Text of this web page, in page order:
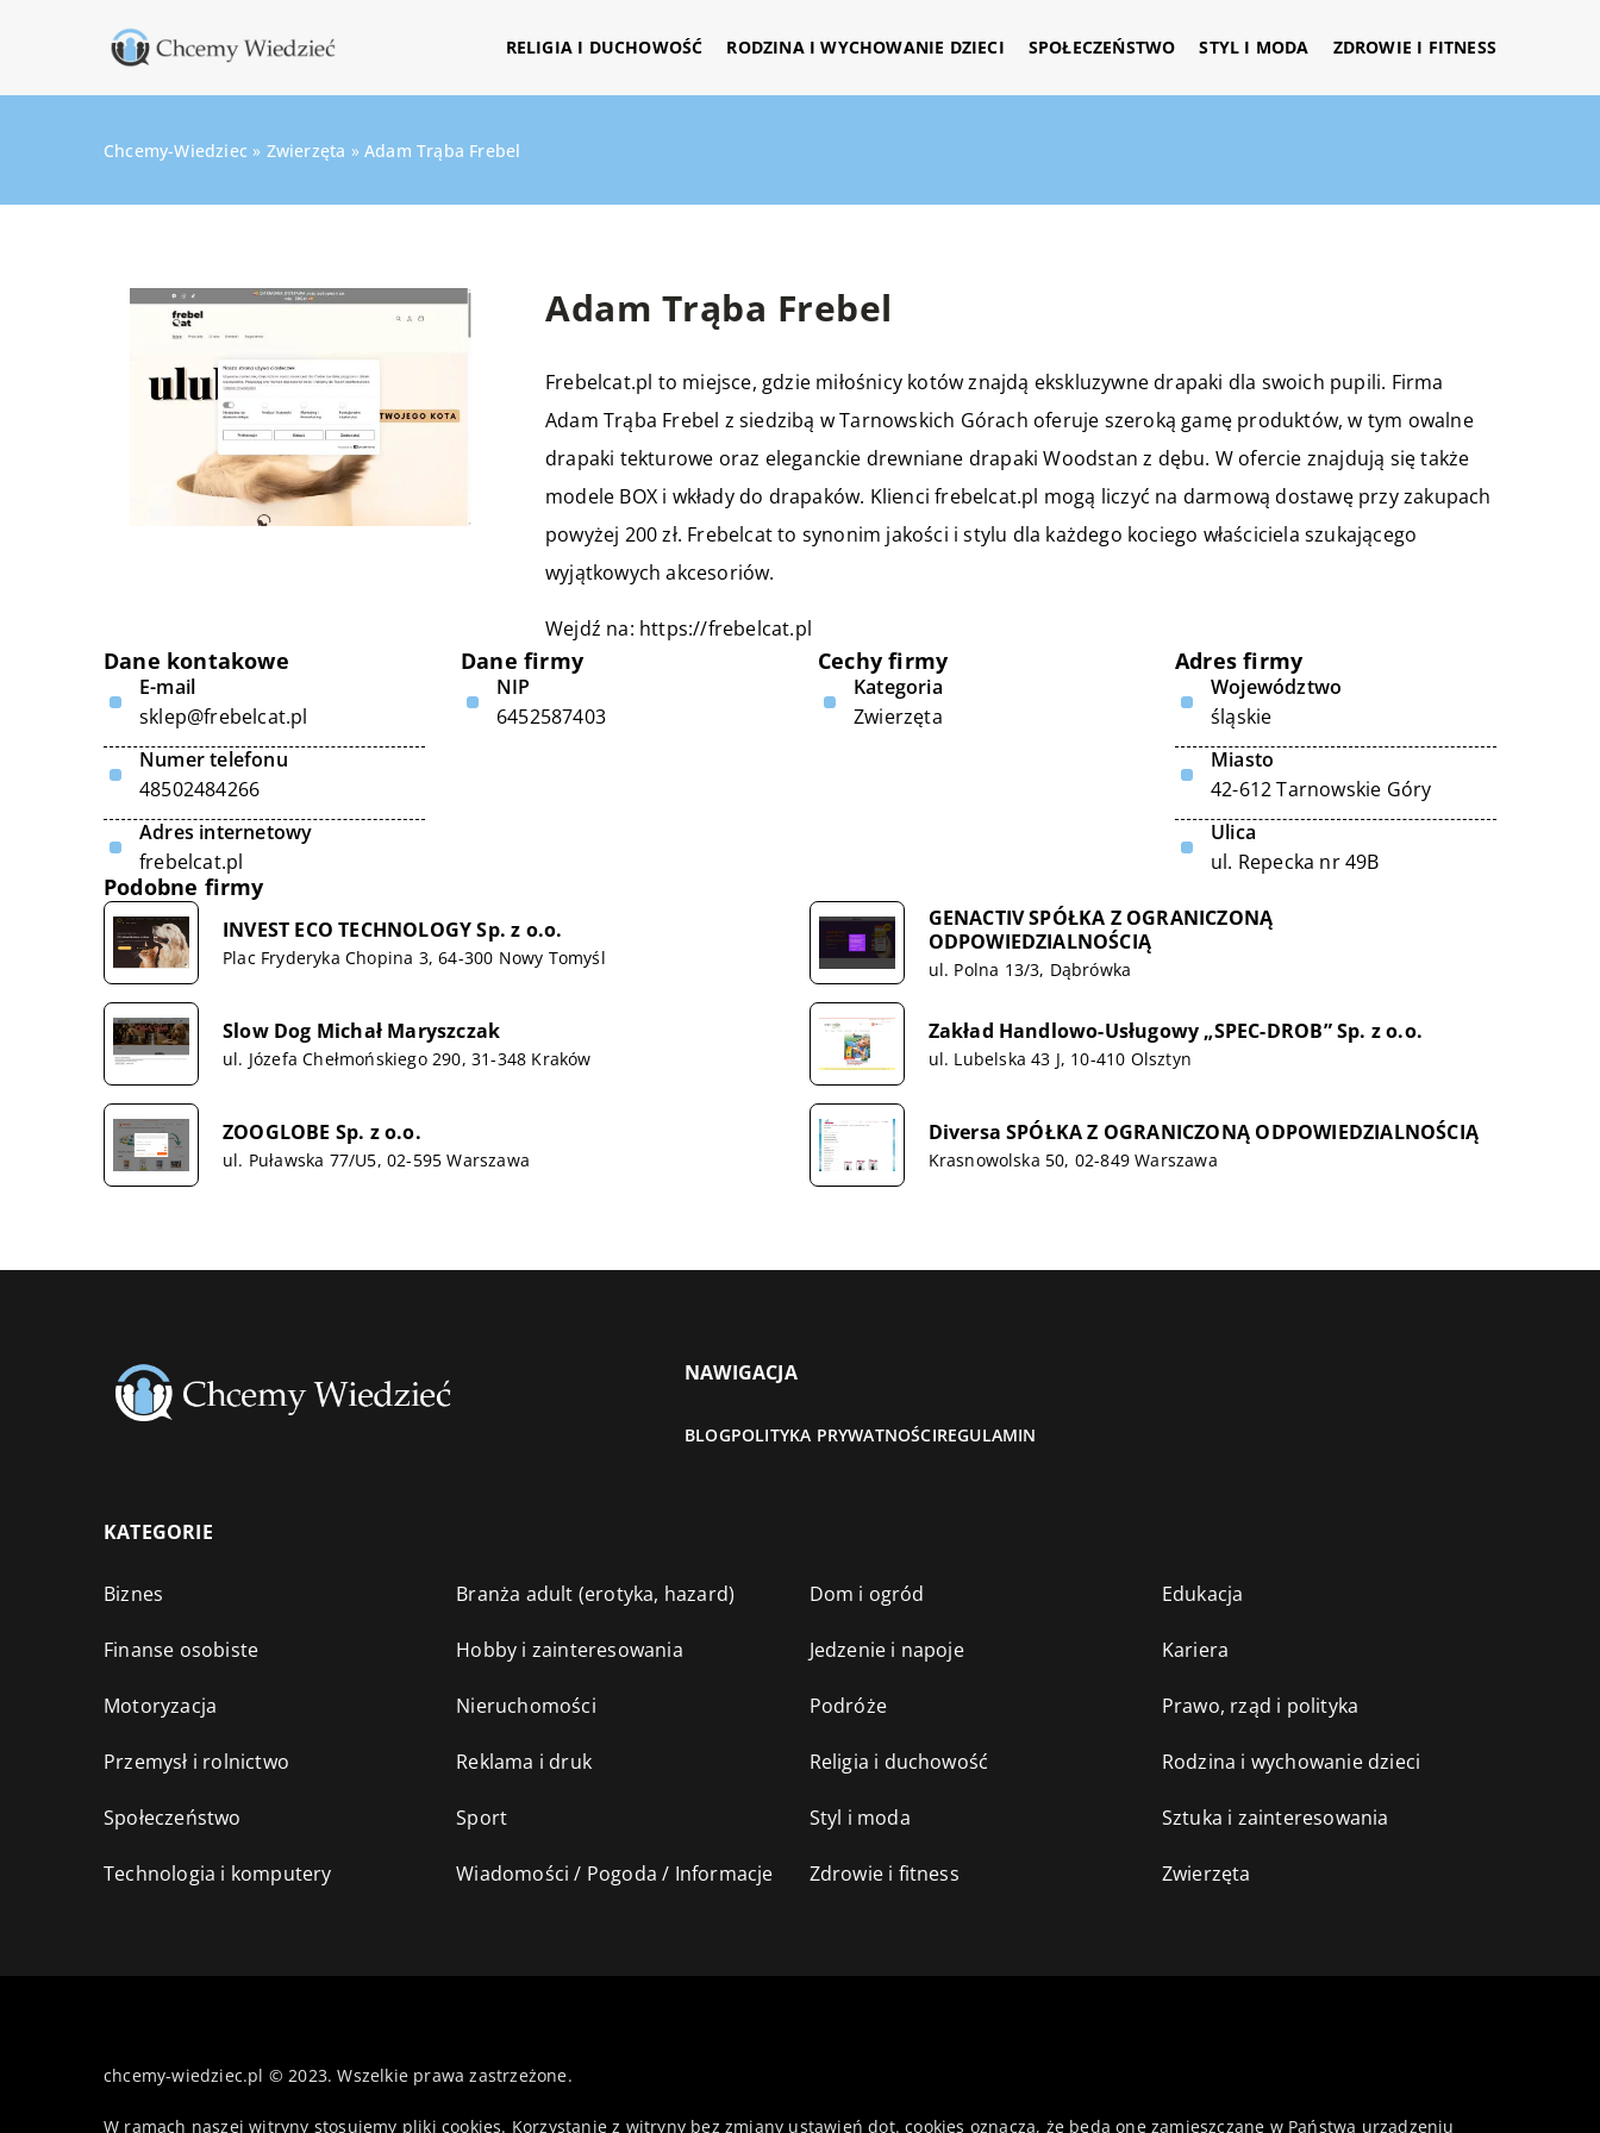
RELIGIA I DUCHOWOŚĆ RODZINA I WYCHOWANIE DZIECI SPOŁECZEŃSTWO STYL I MODA ZDROWIE I FITNESS
Chcemy-Wiedziec » Zwierzęta »Adam Trąba Frebel
Adam Trąba Frebel
Frebelcat.pl to miejsce, gdzie miłośnicy kotów znajdą ekskluzywne drapaki dla swoich pupili. Firma
Adam Trąba Frebel z siedzibą w Tarnowskich Górach oferuje szeroką gamę produktów, w tym owalne
drapaki tekturowe oraz eleganckie drewniane drapaki Woodstan z dębu. W ofercie znajdują się także
modele BOX i wkłady do drapaków. Klienci frebelcat.pl mogą liczyć na darmową dostawę przy zakupach
powyżej 200 zł. Frebelcat to synonim jakości i stylu dla każdego kociego właściciela szukającego
wyjątkowych akcesoriów.
Wejdź na: https://frebelcat.pl
Dane kontakowe
E-mail
sklep@frebelcat.pl
Numer telefonu
48502484266
Adres internetowy
frebelcat.pl
Dane firmy
NIP
6452587403
Cechy firmy
Kategoria
Zwierzęta
Adres firmy
Województwo
śląskie
Miasto
42-612 Tarnowskie Góry
Ulica
ul. Repecka nr 49B
Podobne firmy
INVEST ECO TECHNOLOGY Sp. z o.o.
Plac Fryderyka Chopina 3, 64-300 Nowy Tomyśl
GENACTIV SPÓŁKA Z OGRANICZONĄ
ODPOWIEDZIALNOŚCIĄ
ul. Polna 13/3, Dąbrówka
Slow Dog Michał Maryszczak
ul. Józefa Chełmońskiego 290, 31-348 Kraków
Zakład Handlowo-Usługowy „SPEC-DROB” Sp. z o.o.
ul. Lubelska 43 J, 10-410 Olsztyn
ZOOGLOBE Sp. z o.o.
ul. Puławska 77/U5, 02-595 Warszawa
Diversa SPÓŁKA Z OGRANICZONĄ ODPOWIEDZIALNOŚCIĄ
Krasnowolska 50, 02-849 Warszawa
NAWIGACJA
BLOGPOLITYKA PRYWATNOŚCIREGULAMIN
KATEGORIE
Biznes Branża adult (erotyka, hazard) Dom i ogród Edukacja
Finanse osobiste Hobby i zainteresowania Jedzenie i napoje Kariera
Motoryzacja Nieruchomości Podróże Prawo, rząd i polityka
Przemysł i rolnictwo Reklama i druk Religia i duchowość Rodzina i wychowanie dzieci
Społeczeństwo Sport Styl i moda Sztuka i zainteresowania
Technologia i komputery Wiadomości / Pogoda / Informacje Zdrowie i fitness Zwierzęta
chcemy-wiedziec.pl © 2023. Wszelkie prawa zastrzeżone.
W ramach naszej witryny stosujemy pliki cookies. Korzystanie z witryny bez zmiany ustawień dot. cookies oznacza, że będą one zamieszczane w Państwa urządzeniu